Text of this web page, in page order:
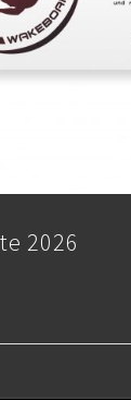
2026